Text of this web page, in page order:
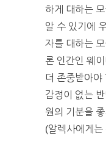
하게 대하는
알 수 있기에
자를 대하는
론 인간인 웨
더 존중받아야
감정이 없는
원의 기분을
(알렉사에게